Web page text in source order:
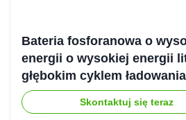
Bateria fosforanowa o
energii o wysokiej energii
głębokim cyklem ładowania
Skontaktuj się teraz